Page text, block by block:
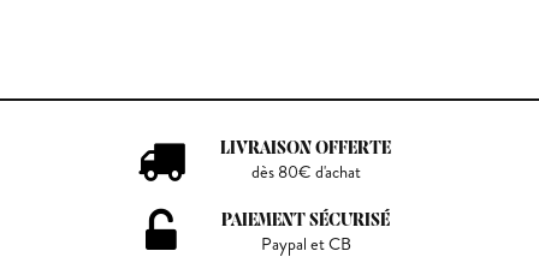
LIVRAISON OFFERTE
dès 80€ d'achat
PAIEMENT SÉCURISÉ
Paypal et CB